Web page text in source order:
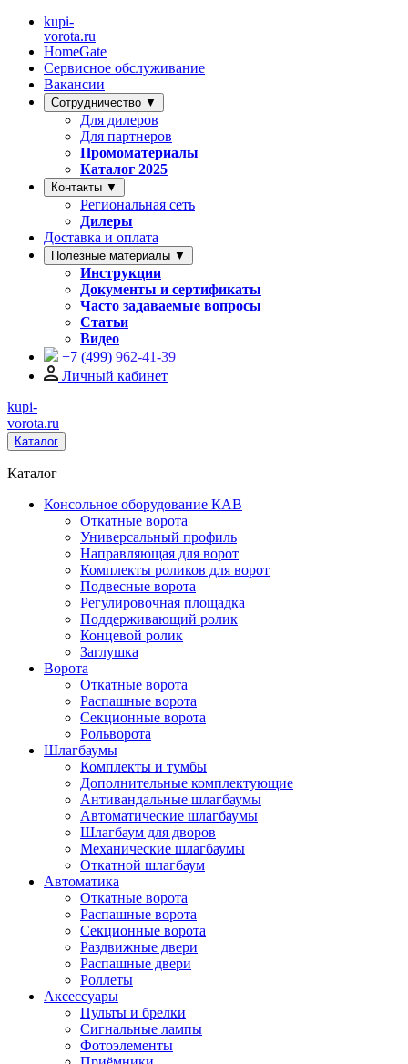
kupi-
vorota.ru
HomeGate
Сервисное обслуживание
Вакансии
Сотрудничество ▼
Для дилеров
Для партнеров
Промоматериалы
Каталог 2025
Контакты ▼
Региональная сеть
Дилеры
Доставка и оплата
Полезные материалы ▼
Инструкции
Документы и сертификаты
Часто задаваемые вопросы
Статьи
Видео
+7 (499) 962-41-39
Личный кабинет
kupi-
vorota.ru
Каталог
Каталог
Консольное оборудование КАВ
Откатные ворота
Универсальный профиль
Направляющая для ворот
Комплекты роликов для ворот
Подвесные ворота
Регулировочная площадка
Поддерживающий ролик
Концевой ролик
Заглушка
Ворота
Откатные ворота
Распашные ворота
Секционные ворота
Рольворота
Шлагбаумы
Комплекты и тумбы
Дополнительные комплектующие
Антивандальные шлагбаумы
Автоматические шлагбаумы
Шлагбаум для дворов
Механические шлагбаумы
Откатной шлагбаум
Автоматика
Откатные ворота
Распашные ворота
Секционные ворота
Раздвижные двери
Распашные двери
Роллеты
Аксессуары
Пульты и брелки
Сигнальные лампы
Фотоэлементы